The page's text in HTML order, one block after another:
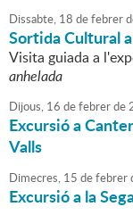
Dissabte, 18 defebrer
Sortida Cultural
Visita guiada a
anhelada
Dijous, 16 defebrerde
Excursió a
Valls
Dimecres, 15 defebrer
Excursió a la